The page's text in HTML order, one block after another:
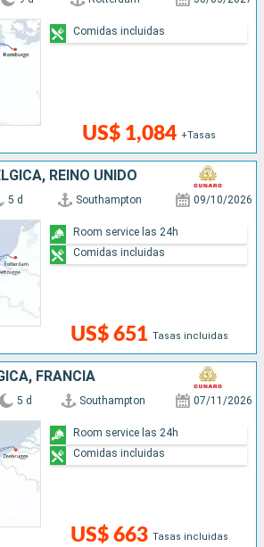
US$ 1,084 +Tasas
Comidas incluidas
REINO UNIDO
5 d Southampton 09/10/2026
US$ 651 Tasas incluidas
Room service las 24h
Comidas incluidas
FRANCIA
5 d Southampton 07/11/2026
US$ 663 Tasas incluidas
Room service las 24h
Comidas incluidas